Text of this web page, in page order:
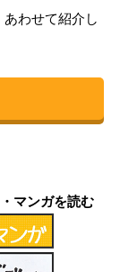
わせて紹介し
マンガを読む